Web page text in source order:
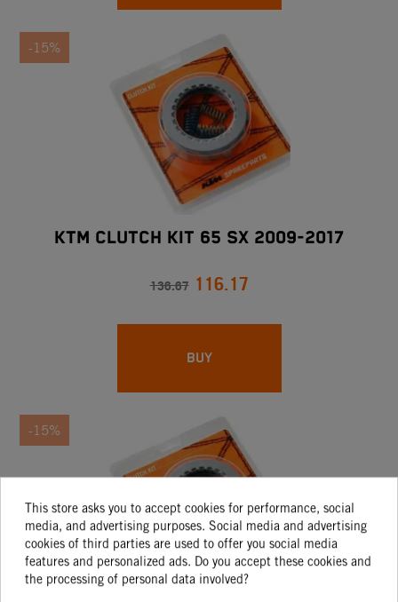
-15%
KTM CLUTCH KIT 65 SX 2009-2017
136.67 116.17
BUY
-15%
This store asks you to accept cookies for performance, social
media, and advertising purposes. Social media and advertising
cookies of third parties are used to offer you social media
features and personalized ads. Do you accept these cookies and
the processing of personal data involved?